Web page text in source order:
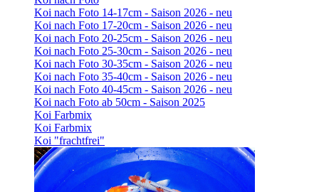
Koi nach Foto 14-17cm - Saison 2026 - neu
Koi nach Foto 17-20cm - Saison 2026 - neu
Koi nach Foto 20-25cm - Saison 2026 - neu
Koi nach Foto 25-30cm - Saison 2026 - neu
Koi nach Foto 30-35cm - Saison 2026 - neu
Koi nach Foto 35-40cm - Saison 2026 - neu
Koi nach Foto 40-45cm - Saison 2026 - neu
Koi nach Foto ab 50cm - Saison 2025
Koi Farbmix
Koi Farbmix
Koi "frachtfrei"